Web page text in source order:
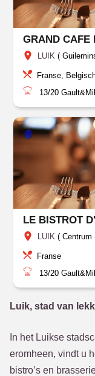
GRAND CAFE
LUIK (
Franse,
13/20
LE BISTROT
LUIK (Centrum
Franse
13/20
Luik, stad van
In het Luikse
eromheen, vindt u
bistro’s en